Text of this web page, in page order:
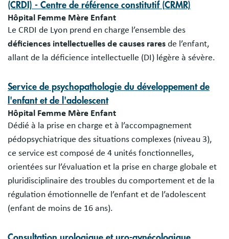
(CRDI) - Centre de référence constitutif (CRMR)
Hôpital Femme Mère Enfant
Le CRDI de Lyon prend en charge l’ensemble des
déficiences intellectuelles de causes rares de l’enfant,
allant de la déficience intellectuelle (DI) légère à sévère.
Service de psychopathologie du développement de
l'enfant et de l'adolescent
Hôpital Femme Mère Enfant
Dédié à la prise en charge et à l’accompagnement
pédopsychiatrique des situations complexes (niveau 3),
ce service est composé de 4 unités fonctionnelles,
orientées sur l’évaluation et la prise en charge globale et
pluridisciplinaire des troubles du comportement et de la
régulation émotionnelle de l’enfant et de l’adolescent
(enfant de moins de 16 ans).